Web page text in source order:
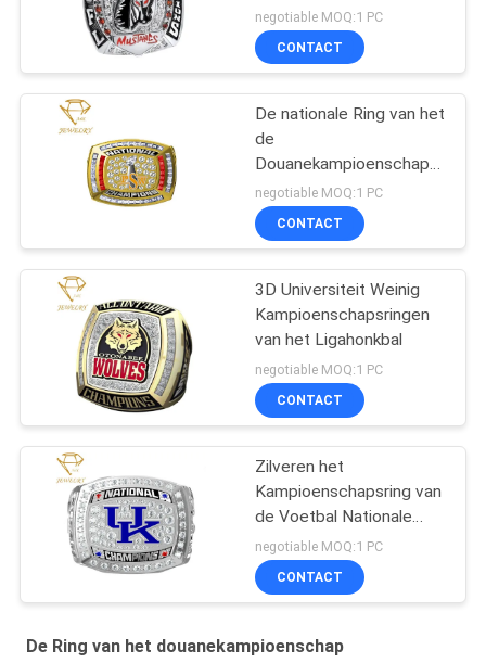
voetbalmiddelbare
school
negotiable MOQ:1 PC
CONTACT
De nationale Ring van het
de
Douanekampioenschap
van de Voetbaltrofee
negotiable MOQ:1 PC
CONTACT
3D Universiteit Weinig
Kampioenschapsringen
van het Ligahonkbal
negotiable MOQ:1 PC
CONTACT
Zilveren het
Kampioenschapsring van
de Voetbal Nationale
Douane
negotiable MOQ:1 PC
CONTACT
De Ring van het douanekampioenschap